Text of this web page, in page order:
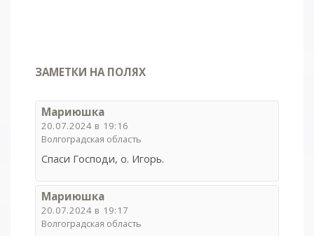
ЗАМЕТКИ НА ПОЛЯХ
Мариюшка
20.07.2024 в 19:16
Волгоградская область
Спаси Господи, о. Игорь.
Мариюшка
20.07.2024 в 19:17
Волгоградская область